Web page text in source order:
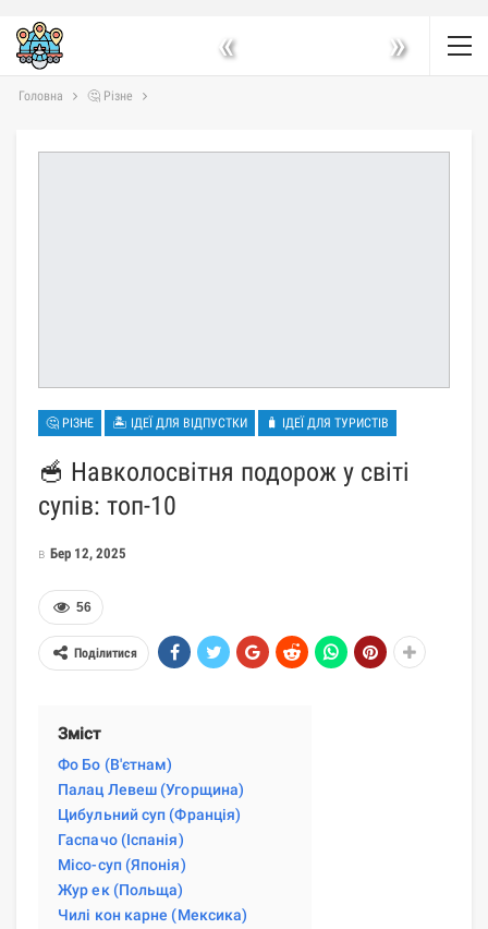
« »
Головна 🤔 Різне
🤔 РІЗНЕ 🏝 ІДЕЇ ДЛЯ ВІДПУСТКИ 🧳 ІДЕЇ ДЛЯ ТУРИСТІВ
🥣 Навколосвітня подорож у світі
супів: топ-10
в Бер 12, 2025
56
Поділитися
Зміст
Фо Бо (В'єтнам)
Палац Левеш (Угорщина)
Цибульний суп (Франція)
Гаспачо (Іспанія)
Місо-суп (Японія)
Жур ек (Польща)
Чилі кон карне (Мексика)